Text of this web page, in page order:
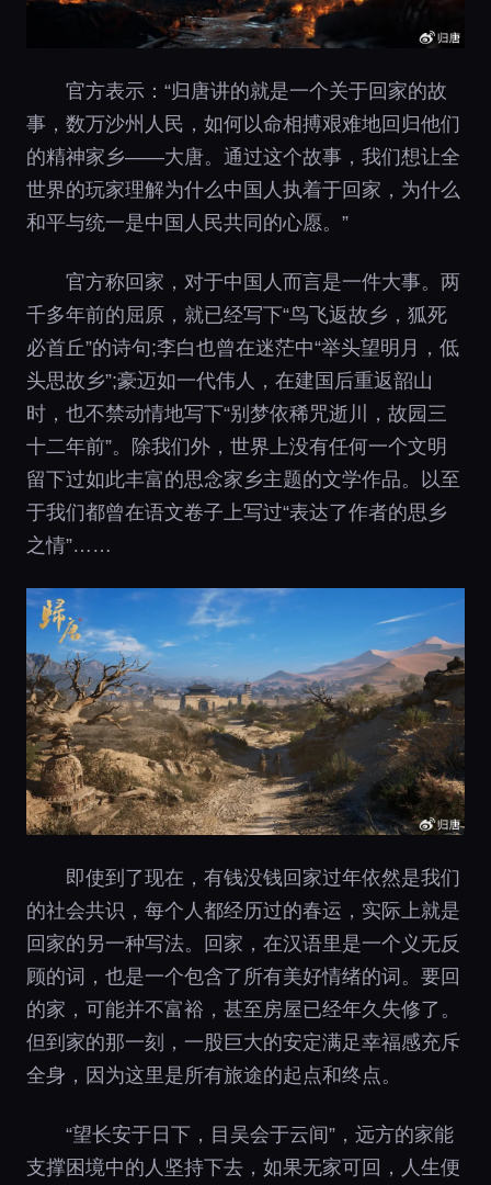
官方表示：“归唐讲的就是一个关于回家的故
事，数万沙州人民，如何以命相搏艰难地回归他们
的精神家乡——大唐。通过这个故事，我们想让全
世界的玩家理解为什么中国人执着于回家，为什么
和平与统一是中国人民共同的心愿。”
官方称回家，对于中国人而言是一件大事。两
千多年前的屈原，就已经写下“鸟飞返故乡，狐死
必首丘”的诗句;李白也曾在迷茫中“举头望明月，低
头思故乡”;豪迈如一代伟人，在建国后重返韶山
时，也不禁动情地写下“别梦依稀咒逝川，故园三
十二年前”。除我们外，世界上没有任何一个文明
留下过如此丰富的思念家乡主题的文学作品。以至
于我们都曾在语文卷子上写过“表达了作者的思乡
之情”……
即使到了现在，有钱没钱回家过年依然是我们
的社会共识，每个人都经历过的春运，实际上就是
回家的另一种写法。回家，在汉语里是一个义无反
顾的词，也是一个包含了所有美好情绪的词。要回
的家，可能并不富裕，甚至房屋已经年久失修了。
但到家的那一刻，一股巨大的安定满足幸福感充斥
全身，因为这里是所有旅途的起点和终点。
“望长安于日下，目吴会于云间”，远方的家能
支撑困境中的人坚持下去，如果无家可回，人生便